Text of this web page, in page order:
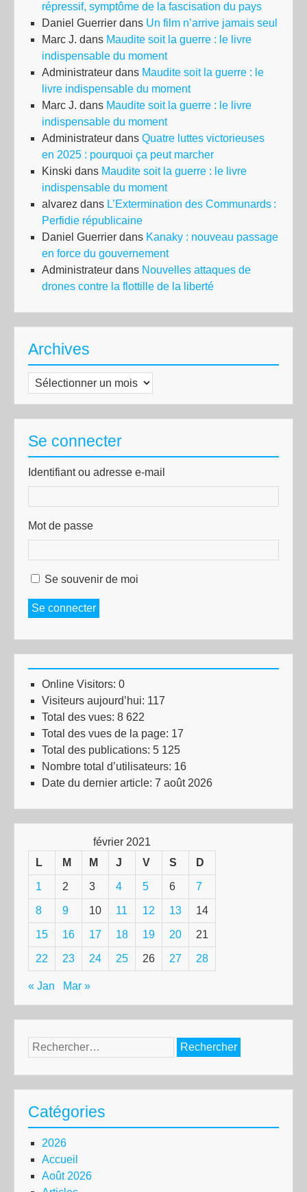
répressif, symptôme de la fascisation du pays
Daniel Guerrier dans Un film n’arrive jamais seul
Marc J. dans Maudite soit la guerre : le livre
indispensable du moment
Administrateur dans Maudite soit la guerre : le
livre indispensable du moment
Marc J. dans Maudite soit la guerre : le livre
indispensable du moment
Administrateur dans Quatre luttes victorieuses
en 2025 : pourquoi ça peut marcher
Kinski dans Maudite soit la guerre : le livre
indispensable du moment
alvarez dans L’Extermination des Communards :
Perfidie républicaine
Daniel Guerrier dans Kanaky : nouveau passage
en force du gouvernement
Administrateur dans Nouvelles attaques de
drones contre la flottille de la liberté
Archives
Archives
Se connecter
Identifiant ou adresse e-mail
Mot de passe
Se souvenir de moi
Se connecter
Online Visitors: 0
Visiteurs aujourd’hui: 117
Total des vues: 8 622
Total des vues de la page: 17
Total des publications: 5 125
Nombre total d’utilisateurs: 16
Date du dernier article: 7 août 2026
février 2021
L
M M J V S D
1 2 3 4 5 6 7
8 9 10 11 12 13 14
15 16 17 18 19 20 21
22 23 24 25 26 27 28
« Jan Mar »
Rechercher :
Catégories
2026
Accueil
Août 2026